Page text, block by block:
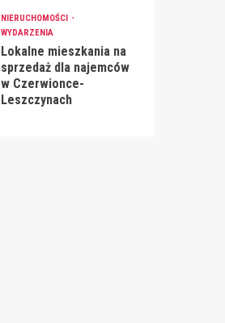
NIERUCHOMOŚCI
WYDARZENIA
Lokalne mieszkania na
sprzedaż dla najemców
w Czerwionce-
Leszczynach